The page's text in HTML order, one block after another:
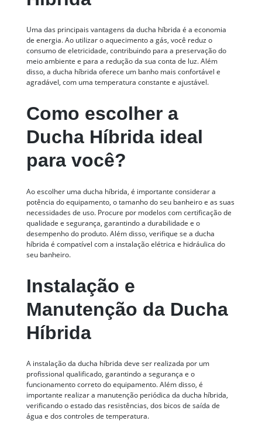
Uma das principais vantagens da ducha híbrida é a economia
de energia. Ao utilizar o aquecimento a gás, você reduz o
consumo de eletricidade, contribuindo para a preservação do
meio ambiente e para a redução da sua conta de luz. Além
disso, a ducha híbrida oferece um banho mais confortável e
agradável, com uma temperatura constante e ajustável.
Como escolher a
Ducha Híbrida ideal
para você?
Ao escolher uma ducha híbrida, é importante considerar a
potência do equipamento, o tamanho do seu banheiro e as suas
necessidades de uso. Procure por modelos com certificação de
qualidade e segurança, garantindo a durabilidade e o
desempenho do produto. Além disso, verifique se a ducha
híbrida é compatível com a instalação elétrica e hidráulica do
seu banheiro.
Instalação e
Manutenção da Ducha
Híbrida
A instalação da ducha híbrida deve ser realizada por um
profissional qualificado, garantindo a segurança e o
funcionamento correto do equipamento. Além disso, é
importante realizar a manutenção periódica da ducha híbrida,
verificando o estado das resistências, dos bicos de saída de
água e dos controles de temperatura.